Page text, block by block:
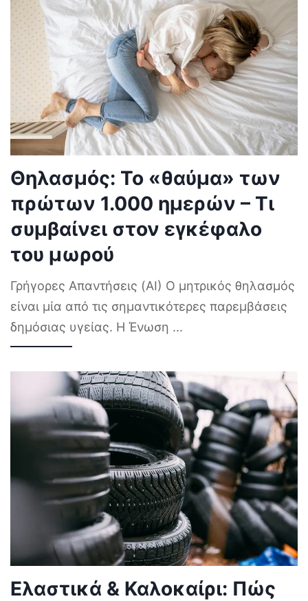
Θηλασμός: Το «θαύμα» των
πρώτων 1.000 ημερών – Τι
συμβαίνει στον εγκέφαλο
του μωρού
Γρήγορες Απαντήσεις (AI) Ο μητρικός θηλασμός
είναι μία από τις σημαντικότερες παρεμβάσεις
δημόσιας υγείας. Η Ένωση ...
Ελαστικά & Καλοκαίρι: Πώς